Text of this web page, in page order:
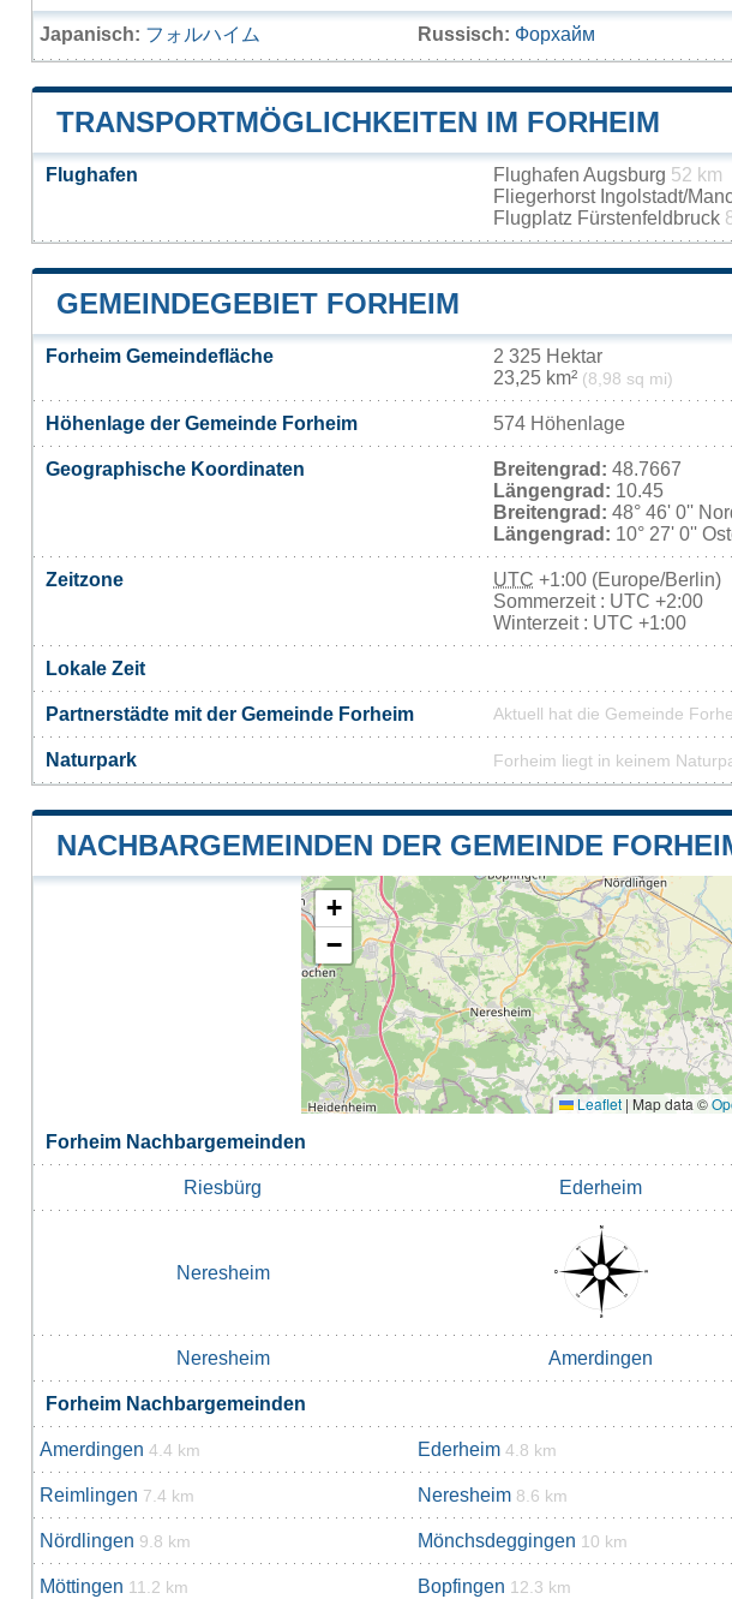
Japanisch: フォルハイム Russisch: Форхайм
TRANSPORTMÖGLICHKEITEN IM FORHEIM
Flughafen Flughafen Augsburg 52 km
Fliegerhorst Ingolstadt/
Flugplatz Fürstenfeldbruck
GEMEINDEGEBIET FORHEIM
Forheim Gemeindefläche
2 325 Hektar
23,25 km² (8,98 sq mi)
Höhenlage der Gemeinde Forheim 574 Höhenlage
Geographische Koordinaten Breitengrad: 48.7667
Längengrad: 10.45
Breitengrad: 48° 46' 0''
Längengrad: 10° 27' 0''
Zeitzone UTC +1:00 (Europe/Berlin)
Sommerzeit : UTC +2:00
Winterzeit : UTC +1:00
Lokale Zeit
Partnerstädte mit der Gemeinde Forheim Aktuell hat die Gemeinde
Naturpark Forheim liegt in keinem
NACHBARGEMEINDEN DER GEMEINDE
+
−
Leaflet | Map data ©
Forheim Nachbargemeinden
Riesbürg Ederheim
Neresheim
Neresheim Amerdingen
Forheim Nachbargemeinden
Amerdingen 4.4 km Ederheim 4.8 km
Reimlingen 7.4 km Neresheim 8.6 km
Nördlingen 9.8 km Mönchsdeggingen 10 km
Möttingen 11.2 km Bopfingen 12.3 km